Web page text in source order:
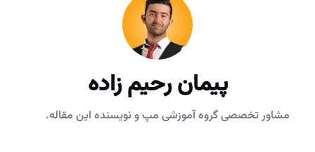
پیمان رحیم زاده
مشاور تخصصی گروه آموزشی مپ و نویسنده این مقاله.